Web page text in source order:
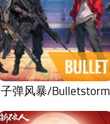
子弹风暴/Bulletstorm